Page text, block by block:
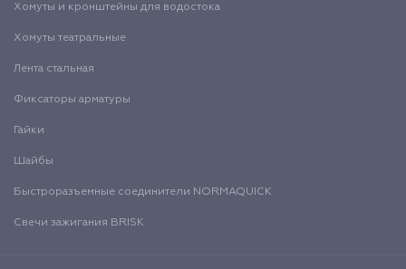
Хомуты и кронштейны для водостока
Хомуты театральные
Лента стальная
Фиксаторы арматуры
Гайки
Шайбы
Быстроразъемные соединители NORMAQUICK
Свечи зажигания BRISK